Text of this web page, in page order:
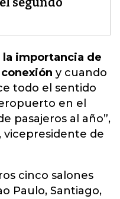
la importancia de
y cuando
todo el sentido
en el
pasajeros al año”,
vicepresidente de
cinco salones
Paulo, Santiago,